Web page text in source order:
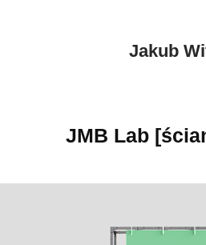
Jakub
JMB Lab